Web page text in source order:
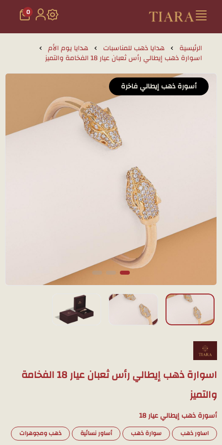
تيارا للذهب والمجوهرات
0
الرئيسية هدايا ذهب للمناسبات هدايا يوم الأم
اسوارة ذهب إيطالي رأس ثعبان عيار 18 الفخامة والتميز
أسورة ذهب إيطالي فاخرة
اسوارة ذهب إيطالي رأس ثعبان عيار 18 الفخامة
والتميز
أسورة ذهب إيطالي عيار 18
اساور ذهب سوارة ذهب أساور نسائية ذهب ومجوهرات